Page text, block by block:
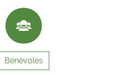
Bénévoles